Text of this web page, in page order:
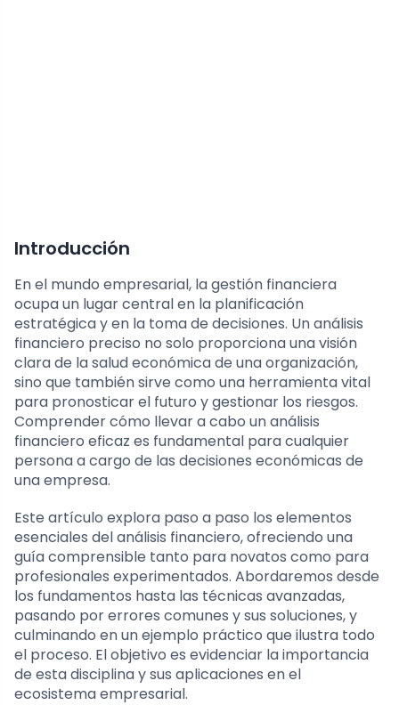
Introducción
En el mundo empresarial, la gestión financiera
ocupa un lugar central en la planificación
estratégica y en la toma de decisiones. Un análisis
financiero preciso no solo proporciona una visión
clara de la salud económica de una organización,
sino que también sirve como una herramienta vital
para pronosticar el futuro y gestionar los riesgos.
Comprender cómo llevar a cabo un análisis
financiero eficaz es fundamental para cualquier
persona a cargo de las decisiones económicas de
una empresa.
Este artículo explora paso a paso los elementos
esenciales del análisis financiero, ofreciendo una
guía comprensible tanto para novatos como para
profesionales experimentados. Abordaremos desde
los fundamentos hasta las técnicas avanzadas,
pasando por errores comunes y sus soluciones, y
culminando en un ejemplo práctico que ilustra todo
el proceso. El objetivo es evidenciar la importancia
de esta disciplina y sus aplicaciones en el
ecosistema empresarial.